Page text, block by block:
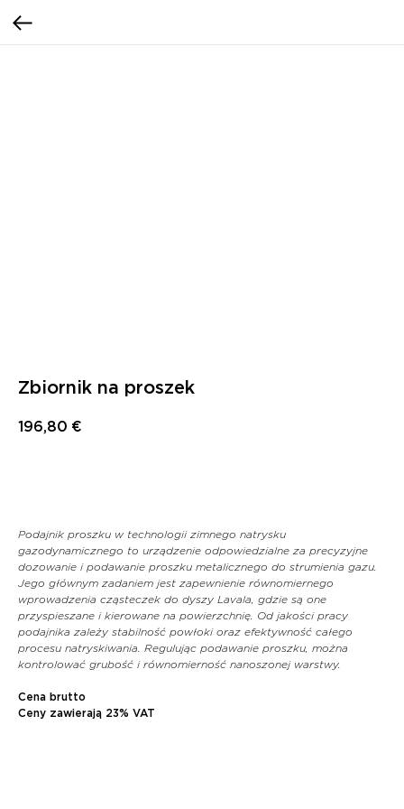
Zbiornik na proszek
196,80 €
Podajnik proszku w technologii zimnego natrysku
gazodynamicznego to urządzenie odpowiedzialne za precyzyjne
dozowanie i podawanie proszku metalicznego do strumienia gazu.
Jego głównym zadaniem jest zapewnienie równomiernego
wprowadzenia cząsteczek do dyszy Lavala, gdzie są one
przyspieszane i kierowane na powierzchnię. Od jakości pracy
podajnika zależy stabilność powłoki oraz efektywność całego
procesu natryskiwania. Regulując podawanie proszku, można
kontrolować grubość i równomierność nanoszonej warstwy.
Cena brutto
Ceny zawierają 23% VAT